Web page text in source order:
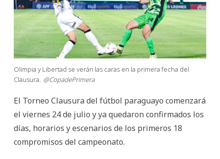
Olimpia y Libertad se verán las caras en la primera fecha del
Clausura. @CopadePrimera
El Torneo Clausura del fútbol paraguayo comenzará
el viernes 24 de julio y ya quedaron confirmados los
días, horarios y escenarios de los primeros 18
compromisos del campeonato.